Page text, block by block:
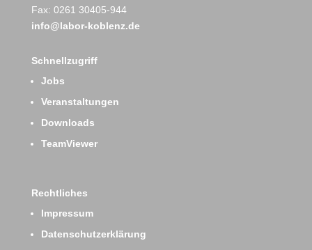
Fax: 0261 30405-944
info@labor-koblenz.de
Schnellzugriff
Jobs
Veranstaltungen
Downloads
TeamViewer
Rechtliches
Impressum
Datenschutzerklärung